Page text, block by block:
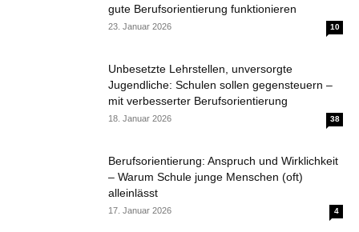
gute Berufsorientierung funktionieren
23. Januar 2026 10
Unbesetzte Lehrstellen, unversorgte
Jugendliche: Schulen sollen gegensteuern –
mit verbesserter Berufsorientierung
18. Januar 2026 38
Berufsorientierung: Anspruch und Wirklichkeit
– Warum Schule junge Menschen (oft)
alleinlässt
17. Januar 2026 4